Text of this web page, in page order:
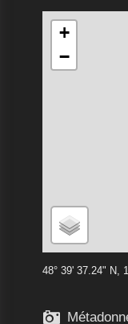
+
−
48° 39' 37.24" N,
